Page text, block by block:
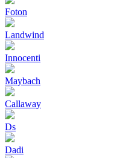
Foton
Landwind
Innocenti
Maybach
Callaway
Ds
Dadi